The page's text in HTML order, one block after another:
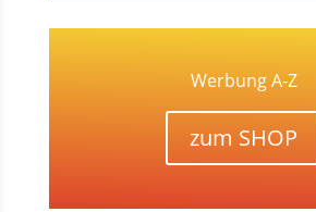
Werbung A-Z
zum SHOP